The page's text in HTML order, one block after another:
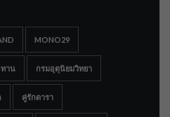
MONO29
าน กรมอุตุนิยมวิทยา
คู่รักดารา